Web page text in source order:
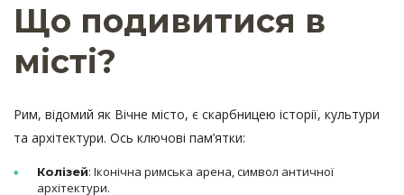
Що подивитися в
місті?
Рим, відомий як Вічне місто, є скарбницею історії, культури
та архітектури. Ось ключові пам’ятки:
Колізей: Іконічна римська арена, символ античної
архітектури.